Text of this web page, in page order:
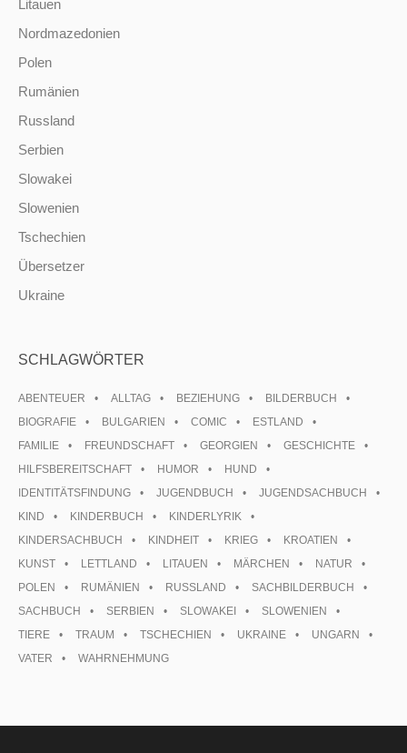
Litauen
Nordmazedonien
Polen
Rumänien
Russland
Serbien
Slowakei
Slowenien
Tschechien
Übersetzer
Ukraine
SCHLAGWÖRTER
ABENTEUER ALLTAG BEZIEHUNG
BILDERBUCH
BIOGRAFIE
BULGARIEN COMIC
ESTLAND
FAMILIE
FREUNDSCHAFT GEORGIEN
GESCHICHTE
HILFSBEREITSCHAFT
HUMOR
HUND
IDENTITÄTSFINDUNG
JUGENDBUCH
JUGENDSACHBUCH
KIND
KINDERBUCH
KINDERLYRIK
KINDERSACHBUCH
KINDHEIT KRIEG
KROATIEN
KUNST
LETTLAND LITAUEN MÄRCHEN
NATUR
POLEN
RUMÄNIEN RUSSLAND
SACHBILDERBUCH
SACHBUCH
SERBIEN SLOWAKEI
SLOWENIEN
TIERE
TRAUM TSCHECHIEN UKRAINE
UNGARN
VATER
WAHRNEHMUNG